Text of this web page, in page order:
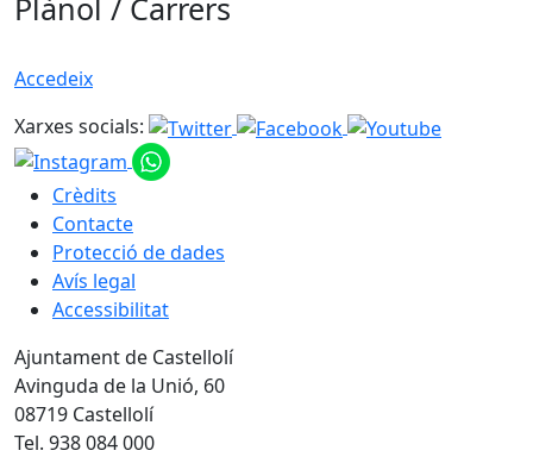
Plànol / Carrers
Accedeix
Xarxes socials:
Crèdits
Contacte
Protecció de dades
Avís legal
Accessibilitat
Ajuntament de Castellolí
Avinguda de la Unió, 60
08719 Castellolí
Tel. 938 084 000